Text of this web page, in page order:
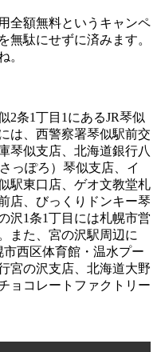
全額無料というキャンペ
無駄にせずに済みます。
。
2条1丁目1にあるJR琴似
は、西警察署琴似駅前交
琴似支店、北海道銀行八
っぽろ）琴似支店、イ
駅東口店、ゲオ文教堂札
店、びっくりドンキー琴
沢1条1丁目には札幌市営
また、宮の沢駅周辺に
西区体育館・温水プー
宮の沢支店、北海道大野
ョコレートファクトリー